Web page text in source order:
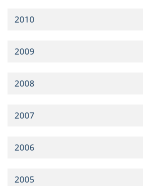
2010
2009
2008
2007
2006
2005